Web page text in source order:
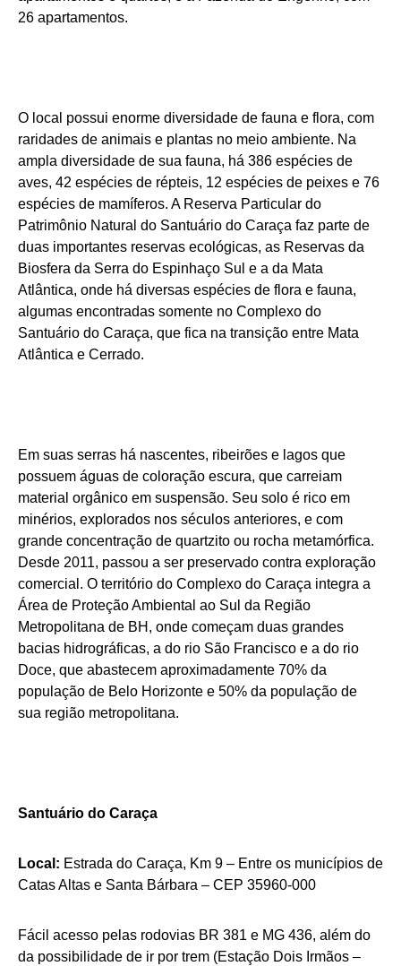
26 apartamentos.
O local possui enorme diversidade de fauna e flora, com
raridades de animais e plantas no meio ambiente. Na
ampla diversidade de sua fauna, há 386 espécies de
aves, 42 espécies de répteis, 12 espécies de peixes e 76
espécies de mamíferos. A Reserva Particular do
Patrimônio Natural do Santuário do Caraça faz parte de
duas importantes reservas ecológicas, as Reservas da
Biosfera da Serra do Espinhaço Sul e a da Mata
Atlântica, onde há diversas espécies de flora e fauna,
algumas encontradas somente no Complexo do
Santuário do Caraça, que fica na transição entre Mata
Atlântica e Cerrado.
Em suas serras há nascentes, ribeirões e lagos que
possuem águas de coloração escura, que carreiam
material orgânico em suspensão. Seu solo é rico em
minérios, explorados nos séculos anteriores, e com
grande concentração de quartzito ou rocha metamórfica.
Desde 2011, passou a ser preservado contra exploração
comercial. O território do Complexo do Caraça integra a
Área de Proteção Ambiental ao Sul da Região
Metropolitana de BH, onde começam duas grandes
bacias hidrográficas, a do rio São Francisco e a do rio
Doce, que abastecem aproximadamente 70% da
população de Belo Horizonte e 50% da população de
sua região metropolitana.
Santuário do Caraça
Local: Estrada do Caraça, Km 9 – Entre os municípios de
Catas Altas e Santa Bárbara – CEP 35960-000
Fácil acesso pelas rodovias BR 381 e MG 436, além do
da possibilidade de ir por trem (Estação Dois Irmãos –